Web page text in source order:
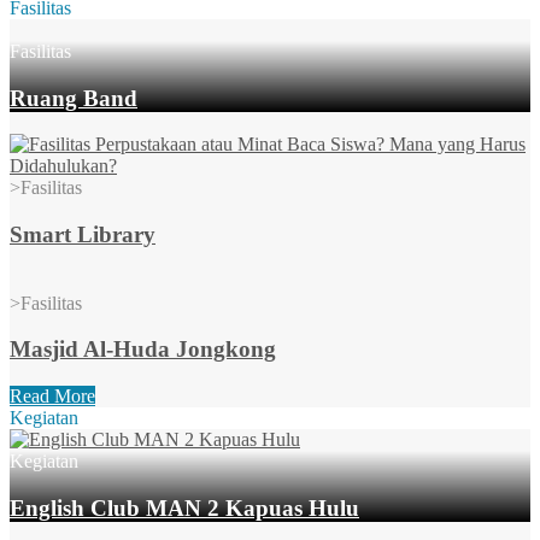
Fasilitas
Fasilitas
Ruang Band
>Fasilitas
Smart Library
>Fasilitas
Masjid Al-Huda Jongkong
Read More
Kegiatan
Kegiatan
English Club MAN 2 Kapuas Hulu